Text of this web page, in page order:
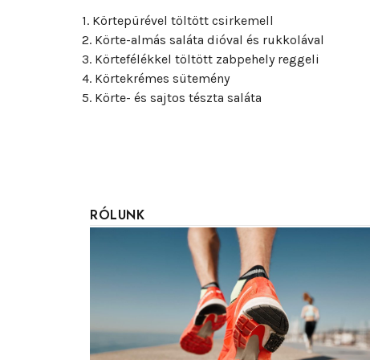
1. Körtepürével töltött csirkemell
2. Körte-almás saláta dióval és rukkolával
3. Körtefélékkel töltött zabpehely reggeli
4. Körtekrémes sütemény
5. Körte- és sajtos tészta saláta
RÓLUNK